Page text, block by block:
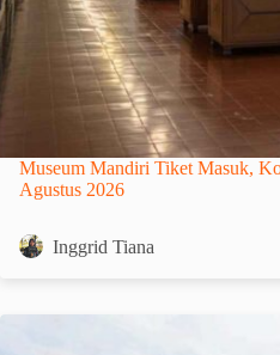
Museum Mandiri Tiket Masuk,
Agustus 2026
Inggrid Tiana